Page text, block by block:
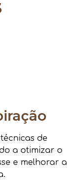
de
a otimizar o
e melhorar a